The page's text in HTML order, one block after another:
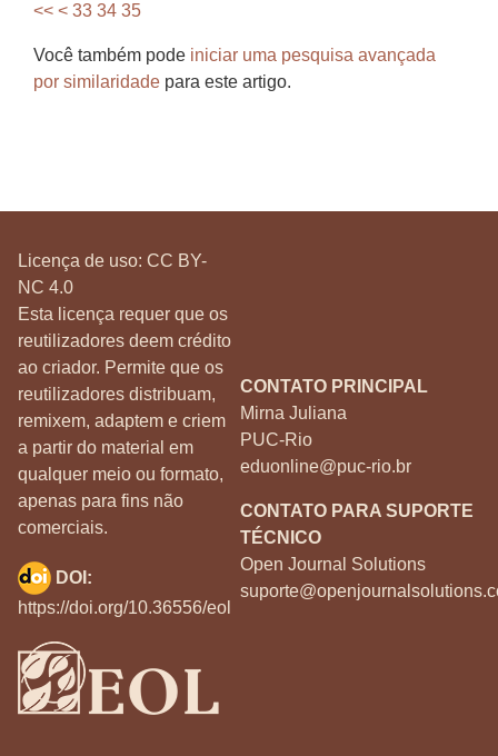
<< < 33 34 35
Você também pode iniciar uma pesquisa avançada
por similaridade para este artigo.
Licença de uso: CC BY-
NC 4.0
Esta licença requer que os
reutilizadores deem crédito
ao criador. Permite que os
reutilizadores distribuam,
remixem, adaptem e criem
a partir do material em
qualquer meio ou formato,
apenas para fins não
comerciais.
CONTATO PRINCIPAL
Mirna Juliana
PUC-Rio
eduonline@puc-rio.br
CONTATO PARA SUPORTE
TÉCNICO
Open Journal Solutions
DOI:
https://doi.org/10.36556/eol